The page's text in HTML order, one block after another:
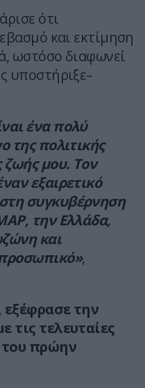
ότι
και εκτίμηση
ωστόσο διαφωνεί
υποστήριξε–
ένα πολύ
της πολιτικής
ζωής μου. Τον
εξαιρετικό
συγκυβέρνηση
την Ελλάδα,
και
,
την
τις τελευταίες
του πρώην